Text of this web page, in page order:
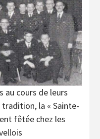
au cours de leurs
la « Sainte-
fêtée chez les